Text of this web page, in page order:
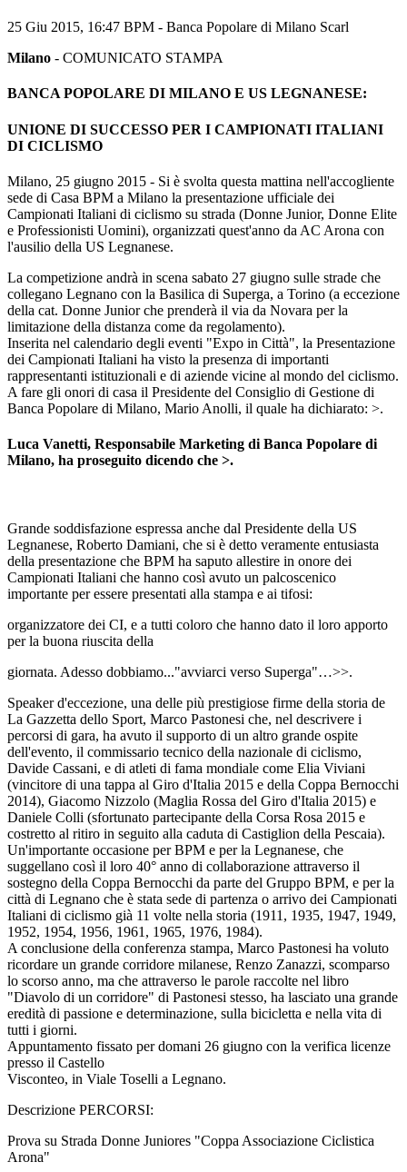
25 Giu 2015, 16:47 BPM - Banca Popolare di Milano Scarl
Milano - COMUNICATO STAMPA
BANCA POPOLARE DI MILANO E US LEGNANESE:
UNIONE DI SUCCESSO PER I CAMPIONATI ITALIANI
DI CICLISMO
Milano, 25 giugno 2015 - Si è svolta questa mattina nell'accogliente
sede di Casa BPM a Milano la presentazione ufficiale dei
Campionati Italiani di ciclismo su strada (Donne Junior, Donne Elite
e Professionisti Uomini), organizzati quest'anno da AC Arona con
l'ausilio della US Legnanese.
La competizione andrà in scena sabato 27 giugno sulle strade che
collegano Legnano con la Basilica di Superga, a Torino (a eccezione
della cat. Donne Junior che prenderà il via da Novara per la
limitazione della distanza come da regolamento).
Inserita nel calendario degli eventi "Expo in Città", la Presentazione
dei Campionati Italiani ha visto la presenza di importanti
rappresentanti istituzionali e di aziende vicine al mondo del ciclismo.
A fare gli onori di casa il Presidente del Consiglio di Gestione di
Banca Popolare di Milano, Mario Anolli, il quale ha dichiarato: >.
Luca Vanetti, Responsabile Marketing di Banca Popolare di
Milano, ha proseguito dicendo che >.
Grande soddisfazione espressa anche dal Presidente della US
Legnanese, Roberto Damiani, che si è detto veramente entusiasta
della presentazione che BPM ha saputo allestire in onore dei
Campionati Italiani che hanno così avuto un palcoscenico
importante per essere presentati alla stampa e ai tifosi:
organizzatore dei CI, e a tutti coloro che hanno dato il loro apporto
per la buona riuscita della
giornata. Adesso dobbiamo..."avviarci verso Superga"…>>.
Speaker d'eccezione, una delle più prestigiose firme della storia de
La Gazzetta dello Sport, Marco Pastonesi che, nel descrivere i
percorsi di gara, ha avuto il supporto di un altro grande ospite
dell'evento, il commissario tecnico della nazionale di ciclismo,
Davide Cassani, e di atleti di fama mondiale come Elia Viviani
(vincitore di una tappa al Giro d'Italia 2015 e della Coppa Bernocchi
2014), Giacomo Nizzolo (Maglia Rossa del Giro d'Italia 2015) e
Daniele Colli (sfortunato partecipante della Corsa Rosa 2015 e
costretto al ritiro in seguito alla caduta di Castiglion della Pescaia).
Un'importante occasione per BPM e per la Legnanese, che
suggellano così il loro 40° anno di collaborazione attraverso il
sostegno della Coppa Bernocchi da parte del Gruppo BPM, e per la
città di Legnano che è stata sede di partenza o arrivo dei Campionati
Italiani di ciclismo già 11 volte nella storia (1911, 1935, 1947, 1949,
1952, 1954, 1956, 1961, 1965, 1976, 1984).
A conclusione della conferenza stampa, Marco Pastonesi ha voluto
ricordare un grande corridore milanese, Renzo Zanazzi, scomparso
lo scorso anno, ma che attraverso le parole raccolte nel libro
"Diavolo di un corridore" di Pastonesi stesso, ha lasciato una grande
eredità di passione e determinazione, sulla bicicletta e nella vita di
tutti i giorni.
Appuntamento fissato per domani 26 giugno con la verifica licenze
presso il Castello
Visconteo, in Viale Toselli a Legnano.
Descrizione PERCORSI:
Prova su Strada Donne Juniores "Coppa Associazione Ciclistica
Arona"